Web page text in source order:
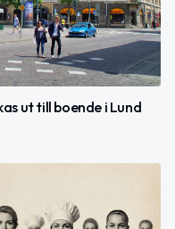
ut till boende i Lund